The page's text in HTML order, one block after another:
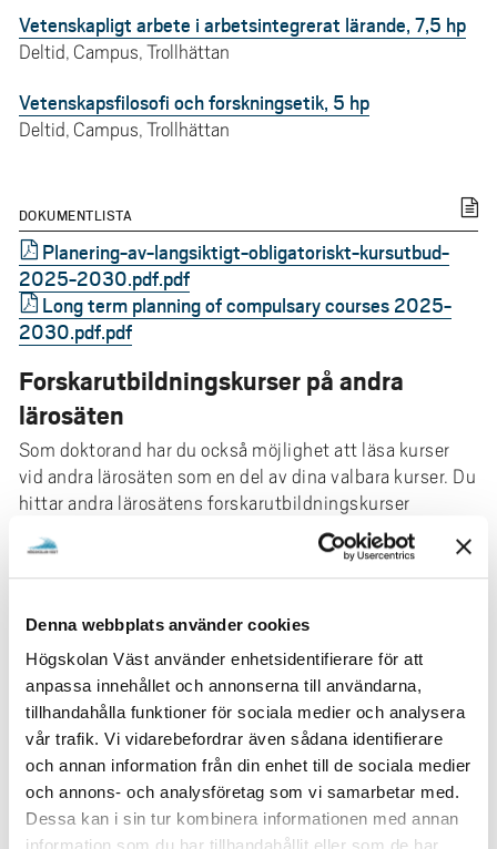
Denna webbplats använder cookies
Högskolan Väst använder enhetsidentifierare för att
anpassa innehållet och annonserna till användarna,
tillhandahålla funktioner för sociala medier och analysera
vår trafik. Vi vidarebefordrar även sådana identifierare
och annan information från din enhet till de sociala medier
och annons- och analysföretag som vi samarbetar med.
Dessa kan i sin tur kombinera informationen med annan
Vetenskapligt arbete i arbetsintegrerat lärande, 7,5 hp
Deltid, Campus, Trollhättan
Vetenskapsfilosofi och forskningsetik, 5 hp
Deltid, Campus, Trollhättan
DOKUMENTLISTA
Planering-av-langsiktigt-obligatoriskt-kursutbud-
2025-2030.pdf
Long term planning of compulsary courses 2025-
2030.pdf
Forskarutbildningskurser på andra
lärosäten
Som doktorand har du också möjlighet att läsa kurser
vid andra lärosäten som en del av dina valbara kurser. Du
hittar andra lärosätens forskarutbildningskurser
inklusive behörighetskrav via deras hemsidor. Om du är
osäker på huruvida en kurs är möjlig att räkna in i dina
forskarstudier vid Högskolan Väst, kontakta
GRADE är en nationell forskarskola för digitala
teknologier i utbildning med särskilt intresse för den
digitalisering som sker inom för-, grund- och
gymnasieskolan samt fritidshemmet.
GRADE forskarskola (länk till annan webbplats)
UPGRADE är en nationell forskarskola för med fokus på